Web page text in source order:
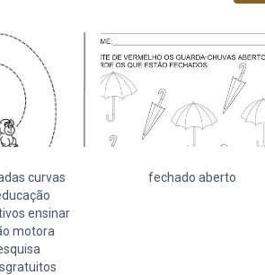
curvas
ensinar
motora
fechado aberto